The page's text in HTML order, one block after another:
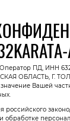
ПД, ИНН
ОБЛАСТЬ, Г.
Вашей
обработке